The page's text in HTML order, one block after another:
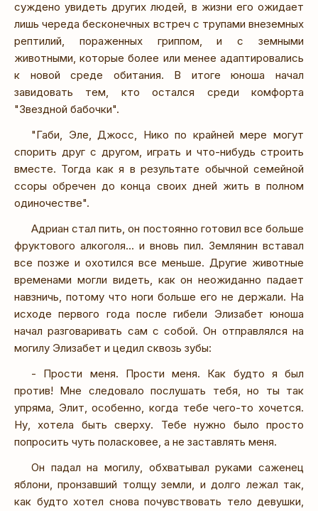
суждено увидеть других людей, в жизни его ожидает
лишь череда бесконечных встреч с трупами внеземных
рептилий, пораженных гриппом, и с земными
животными, которые более или менее адаптировались
к новой среде обитания. В итоге юноша начал
завидовать тем, кто остался среди комфорта
"Звездной бабочки".
"Габи, Эле, Джосс, Нико по крайней мере могут
спорить друг с другом, играть и что-нибудь строить
вместе. Тогда как я в результате обычной семейной
ссоры обречен до конца своих дней жить в полном
одиночестве".
Адриан стал пить, он постоянно готовил все больше
фруктового алкоголя... и вновь пил. Землянин вставал
все позже и охотился все меньше. Другие животные
временами могли видеть, как он неожиданно падает
навзничь, потому что ноги больше его не держали. На
исходе первого года после гибели Элизабет юноша
начал разговаривать сам с собой. Он отправлялся на
могилу Элизабет и цедил сквозь зубы:
- Прости меня. Прости меня. Как будто я был
против! Мне следовало послушать тебя, но ты так
упряма, Элит, особенно, когда тебе чего-то хочется.
Ну, хотела быть сверху. Тебе нужно было просто
попросить чуть поласковее, а не заставлять меня.
Он падал на могилу, обхватывал руками саженец
яблони, пронзавший толщу земли, и долго лежал так,
как будто хотел снова почувствовать тело девушки,